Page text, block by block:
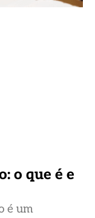
o que é e
é um